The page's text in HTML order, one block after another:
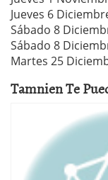
Jueves 6
Sábado 8
Sábado 8
Martes 25
Tamnien Te